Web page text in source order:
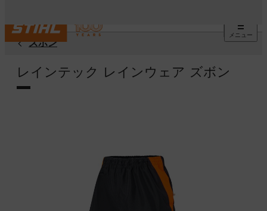
メニュー
ズボン
レインテック レインウェア ズボン